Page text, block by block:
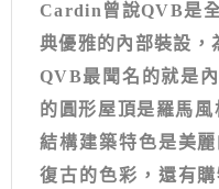
Cardin曾說QVB是
典優雅的內部裝設，
QVB最聞名的就是
的圓形屋頂是羅馬風
結構建築特色是美
復古的色彩，還有